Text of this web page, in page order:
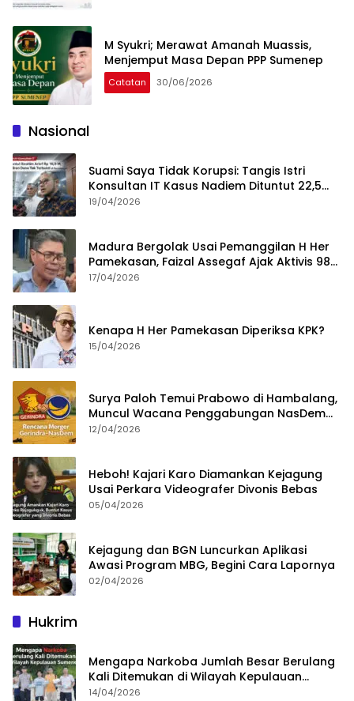
M Syukri; Merawat Amanah Muassis,
Menjemput Masa Depan PPP Sumenep
Catatan 30/06/2026
Nasional
Suami Saya Tidak Korupsi: Tangis Istri
Konsultan IT Kasus Nadiem Dituntut 22,5
Tahun
19/04/2026
Madura Bergolak Usai Pemanggilan H Her
Pamekasan, Faizal Assegaf Ajak Aktivis 98
Bongkar Permainan KPK
17/04/2026
Kenapa H Her Pamekasan Diperiksa KPK?
15/04/2026
Surya Paloh Temui Prabowo di Hambalang,
Muncul Wacana Penggabungan NasDem
dan Gerindra
12/04/2026
Heboh! Kajari Karo Diamankan Kejagung
Usai Perkara Videografer Divonis Bebas
05/04/2026
Kejagung dan BGN Luncurkan Aplikasi
Awasi Program MBG, Begini Cara Lapornya
02/04/2026
Hukrim
Mengapa Narkoba Jumlah Besar Berulang
Kali Ditemukan di Wilayah Kepulauan
Sumenep?
14/04/2026